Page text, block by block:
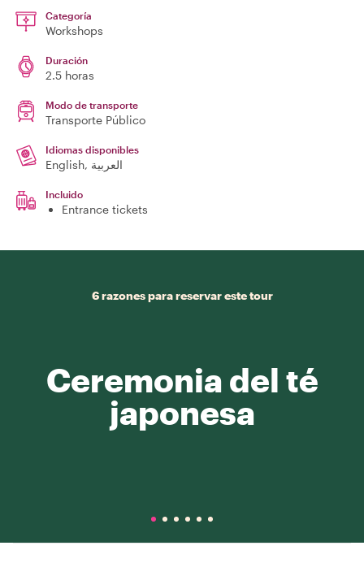
Categoría
Workshops
Duración
2.5 horas
Modo de transporte
Transporte Público
Idiomas disponibles
English, العربية
Incluido
Entrance tickets
6 razones para reservar este tour
Ceremonia del té
japonesa